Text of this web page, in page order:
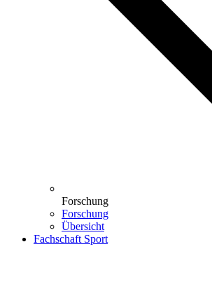
Forschung
Forschung
Übersicht
Fachschaft Sport